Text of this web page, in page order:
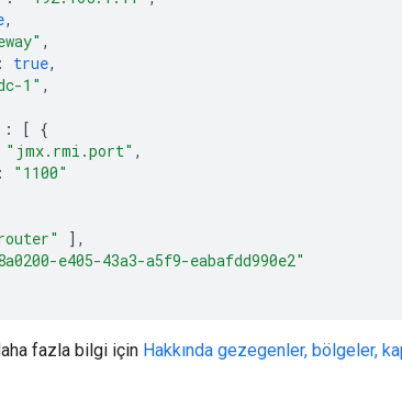
,
,
: true,
1" ,
: [ {
"jmx.rmi.port" ,
:
"1100"
],
e405-43a3-a5f9-eabafdd990e2"
fazla bilgi için Hakkında gezegenler, bölgeler,